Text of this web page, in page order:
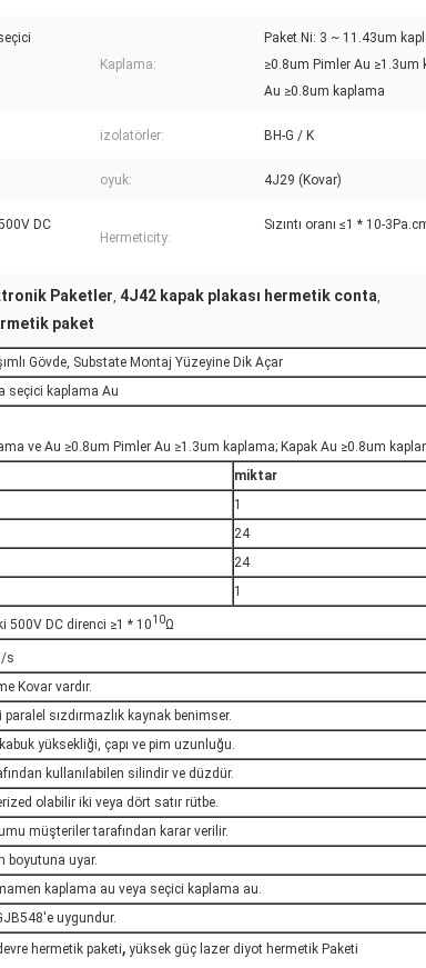
Kaplama:
Paket Ni: 3 ~ 11.43um
≥0.8um Pimler Au ≥1.3um
Au ≥0.8um kaplama
izolatörler: BH-G / K
oyuk: 4J29 (Kovar)
DC
Hermeticity:
Sızıntı oranı ≤1 * 10-
Paketler, 4J42 kapak plakası hermetik conta,
paket
Gövde, Substate Montaj Yüzeyine Dik Açar
seçici kaplama Au
ve Au ≥0.8um Pimler Au ≥1.3um kaplama; Kapak Au ≥0.8um
miktar
1
24
24
1
500V DC direnci ≥1 * 1010Ω
s
Kovar vardır.
sızdırmazlık kaynak benimser.
yüksekliği, çapı ve pim uzunluğu.
kullanılabilen silindir ve düzdür.
olabilir iki veya dört satır rütbe.
müşteriler tarafından karar verilir.
boyutuna uyar.
kaplama au veya seçici kaplama au.
uygundur.
hermetik paketi, yüksek güç lazer diyot hermetik Paketi